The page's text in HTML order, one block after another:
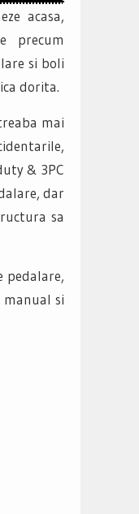
acasa,
precum
si boli
dorita.
mai
& 3PC
dar
sa
pedalare,
si